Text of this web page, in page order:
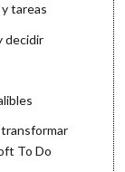
tareas
decidir
To Do